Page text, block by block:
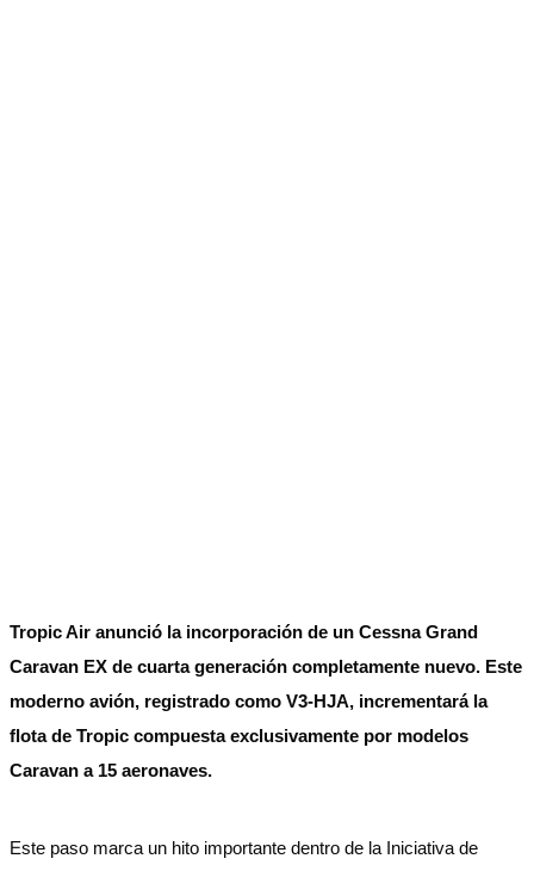
Tropic Air anunció la incorporación de un Cessna Grand
Caravan EX de cuarta generación completamente nuevo. Este
moderno avión, registrado como V3-HJA, incrementará la
flota de Tropic compuesta exclusivamente por modelos
Caravan a 15 aeronaves.
Este paso marca un hito importante dentro de la Iniciativa de